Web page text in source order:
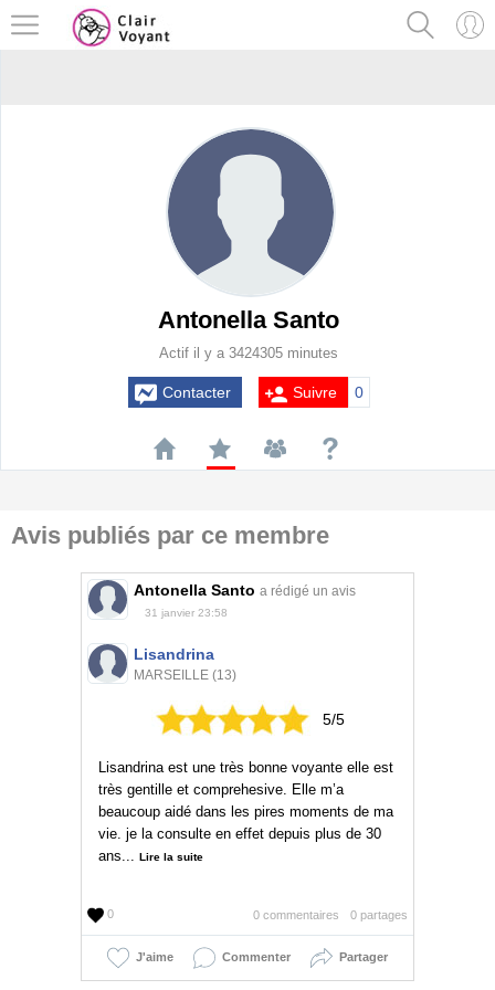
Antonella Santo
Actif il y a 3424305 minutes
Contacter Suivre 0
Avis publiés par ce membre
Antonella Santo a rédigé un avis
31 janvier 23:58
Lisandrina
MARSEILLE (13)
5/5
Lisandrina est une très bonne voyante elle est
très gentille et comprehesive. Elle m’a
beaucoup aidé dans les pires moments de ma
vie. je la consulte en effet depuis plus de 30
ans...
Lire la suite
0 0 partages
0 commentaires
J'aime Commenter Partager